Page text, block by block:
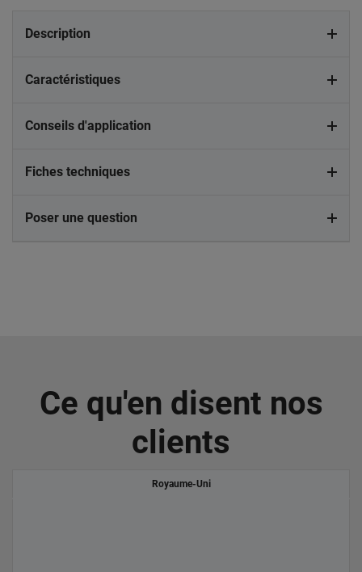
Description
Caractéristiques
Conseils d'application
Fiches techniques
Poser une question
Ce qu'en disent nos
clients
Royaume-Uni